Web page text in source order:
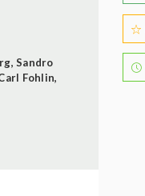
,Sandro
Fohlin,